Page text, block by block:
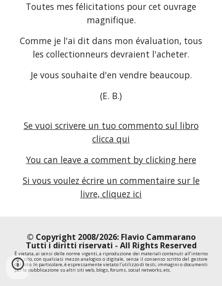
Toutes mes félicitations pour cet ouvrage
magnifique.
Comme je l'ai dit dans mon évaluation, tous
les collectionneurs devraient l'acheter.
Je vous souhaite d'en vendre beaucoup.
(E. B.)
Se vuoi scrivere un tuo commento sul libro
clicca qui
You can leave a comment by clicking here
Si vous voulez écrire un commentaire sur le
livre, cliquez ici
© Copyright 2008/2026: Flavio Cammarano
Tutti i diritti riservati - All Rights Reserved
È vietata, ai sensi delle norme vigenti, a riproduzione dei materiali contenuti all’interno
del sito, con qualsiasi mezzo analogico o digitale, senza il consenso scritto del gestore
del sito. In particolare, è espressamente vietato l'utilizzo di testi, immagini o documenti
per la pubblicazione su altri siti web, blogs, forums, social networks, etc.